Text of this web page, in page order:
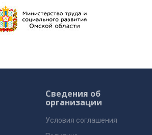
Сведения об
организации
Условия соглашения